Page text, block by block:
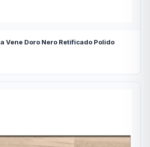
Vene Doro Nero Retificado Polido